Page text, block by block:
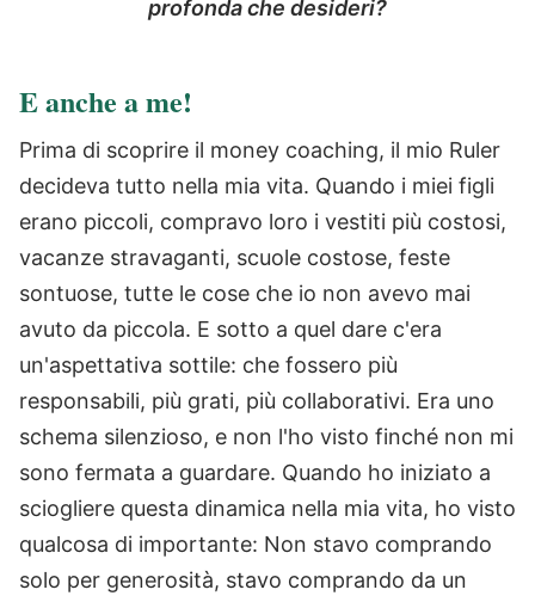
profonda che desideri?
E anche a me!
Prima di scoprire il money coaching, il mio Ruler
decideva tutto nella mia vita. Quando i miei figli
erano piccoli, compravo loro i vestiti più costosi,
vacanze stravaganti, scuole costose, feste
sontuose, tutte le cose che io non avevo mai
avuto da piccola. E sotto a quel dare c'era
un'aspettativa sottile: che fossero più
responsabili, più grati, più collaborativi. Era uno
schema silenzioso, e non l'ho visto finché non mi
sono fermata a guardare. Quando ho iniziato a
sciogliere questa dinamica nella mia vita, ho visto
qualcosa di importante: Non stavo comprando
solo per generosità, stavo comprando da un